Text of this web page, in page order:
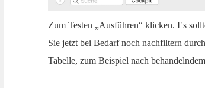
Zum Testen „Ausführen“ klicken. Es
Sie jetzt bei Bedarf noch nachfiltern
Tabelle, zum Beispiel nach